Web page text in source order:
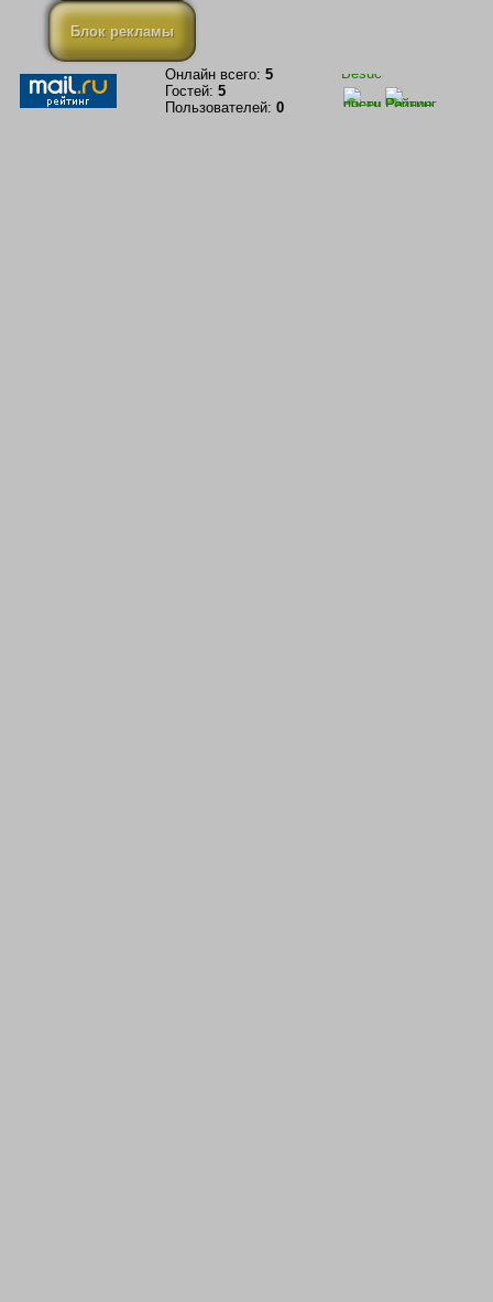
Блок рекламы
Онлайн всего: 5
Гостей: 5
Пользователей: 0